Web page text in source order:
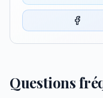
Questions